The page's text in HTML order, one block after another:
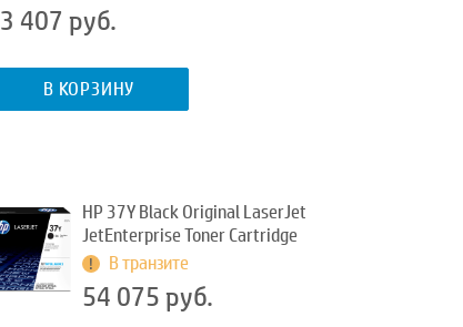
3 407 руб.
В КОРЗИНУ
HP 37Y Black Original LaserJet
JetEnterprise Toner Cartridge
В транзите
54 075 руб.